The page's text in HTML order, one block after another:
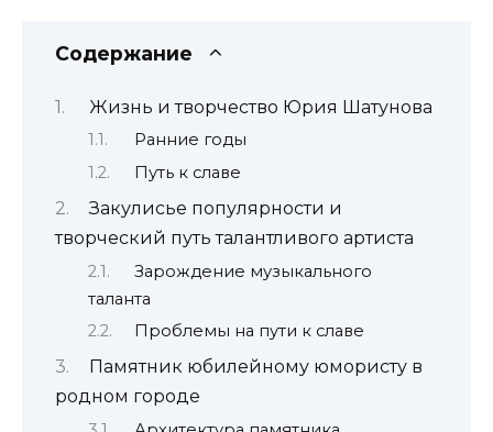
Содержание
Жизнь и творчество Юрия Шатунова
Ранние годы
Путь к славе
Закулисье популярности и
творческий путь талантливого артиста
Зарождение музыкального
таланта
Проблемы на пути к славе
Памятник юбилейному юмористу в
родном городе